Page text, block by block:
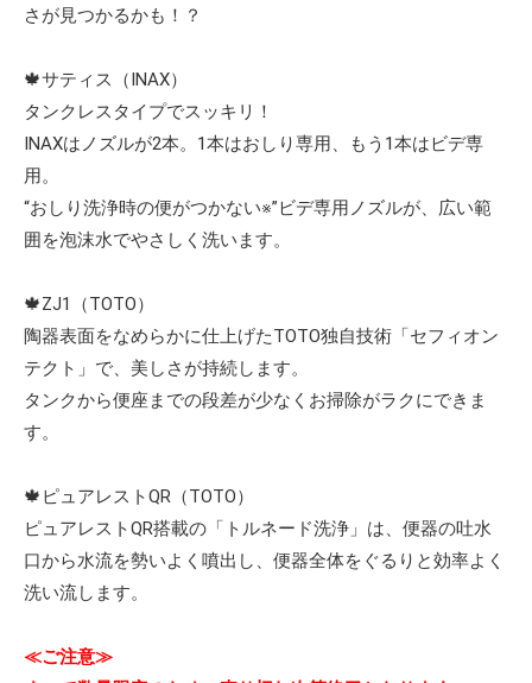
さが見つかるかも！？
🍁サティス（INAX）
タンクレスタイプでスッキリ！
INAXはノズルが2本。1本はおしり専用、もう1本はビデ専
用。
“おしり洗浄時の便がつかない※”ビデ専用ノズルが、広い範
囲を泡沫水でやさしく洗います。
🍁ZJ1（TOTO）
陶器表面をなめらかに仕上げたTOTO独自技術「セフィオン
テクト」で、美しさが持続します。
タンクから便座までの段差が少なくお掃除がラクにできま
す。
🍁ピュアレストQR（TOTO）
ピュアレストQR搭載の「トルネード洗浄」は、便器の吐水
口から水流を勢いよく噴出し、便器全体をぐるりと効率よく
洗い流します。
≪ご注意≫